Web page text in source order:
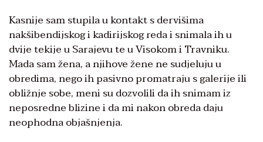
Kasnije sam stupila u kontakt s dervišima
nakšibendijskog i kadirijskog reda i snimala ih u
dvije tekije u Sarajevu te u Visokom i Travniku.
Mada sam žena, a njihove žene ne sudjeluju u
obredima, nego ih pasivno promatraju s galerije ili
obližnje sobe, meni su dozvolili da ih snimam iz
neposredne blizine i da mi nakon obreda daju
neophodna objašnjenja.